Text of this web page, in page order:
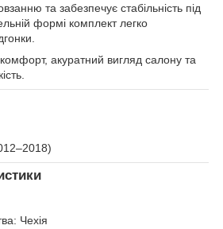
та забезпечує стабільність під
формі комплект легко
акуратний вигляд салону та
Чехія